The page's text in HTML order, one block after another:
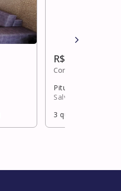
R$ 950.000,00
Condomínio -
Pituba
Salvador
3 quarto(s)